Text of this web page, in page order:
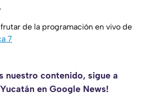
.
de la programación en vivo de
7
nuestro contenido, sigue a
en Google News!